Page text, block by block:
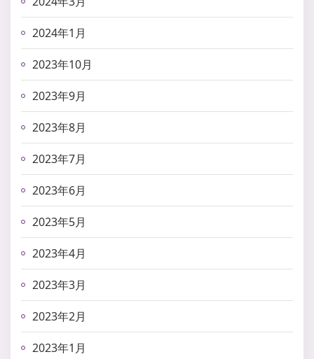
2024年1月
2023年10月
2023年9月
2023年8月
2023年7月
2023年6月
2023年5月
2023年4月
2023年3月
2023年2月
2023年1月